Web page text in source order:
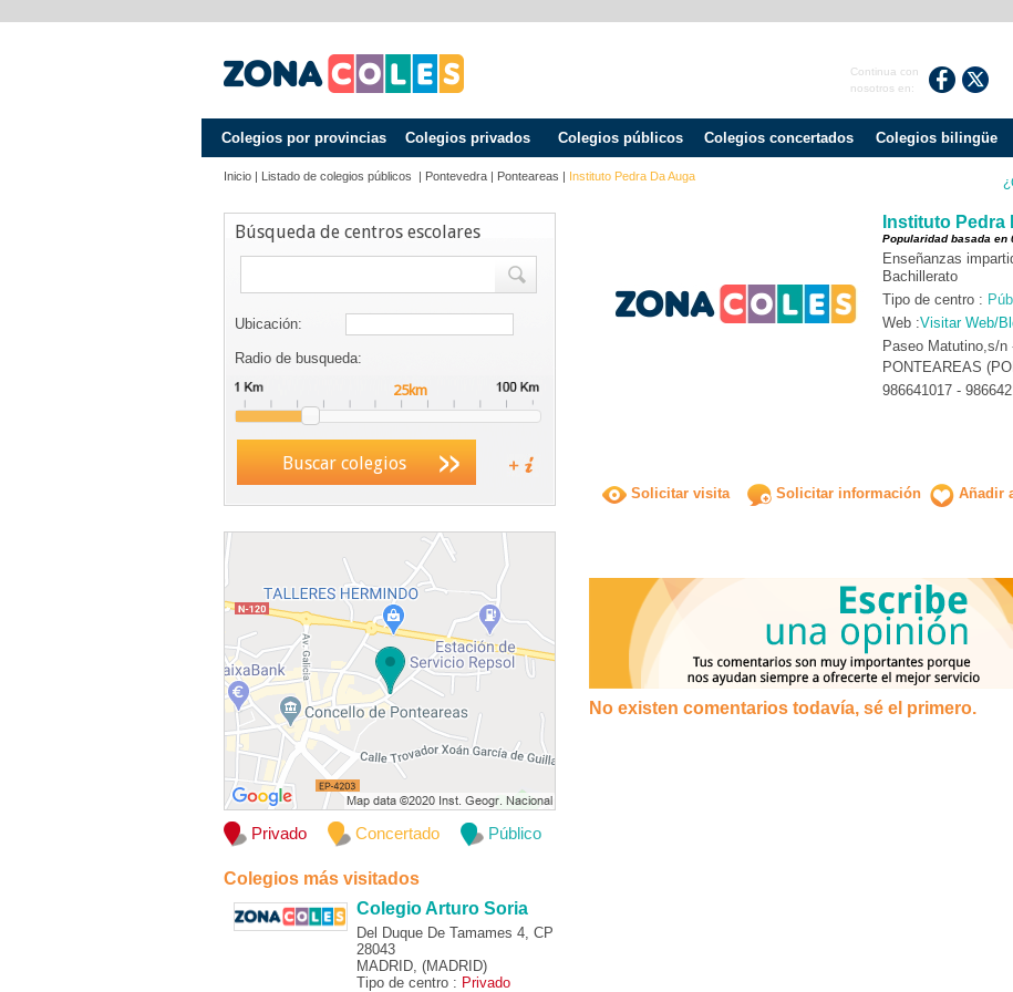
Continua con
nosotros en:
Colegios por provincias Colegios privados Colegios públicos Colegios concertados Colegios bilingüe
Inicio | Listado de colegios públicos | Pontevedra | Ponteareas | Instituto Pedra Da Auga
Búsqueda de centros escolares
Ubicación:
Radio de busqueda:
Buscar colegios
Privado Concertado Público
Colegios más visitados
Colegio Arturo Soria
Del Duque De Tamames 4, CP
28043
MADRID, (MADRID)
Tipo de centro : Privado
Instituto Pedra
Popularidad basada en
Enseñanzas
Bachillerato
Tipo de centro :
Web :Visitar Web/
Paseo Matutino,s/n
PONTEAREAS
986641017 -
Solicitar visita Solicitar información Añadir
No existen comentarios todavía, sé el primero.